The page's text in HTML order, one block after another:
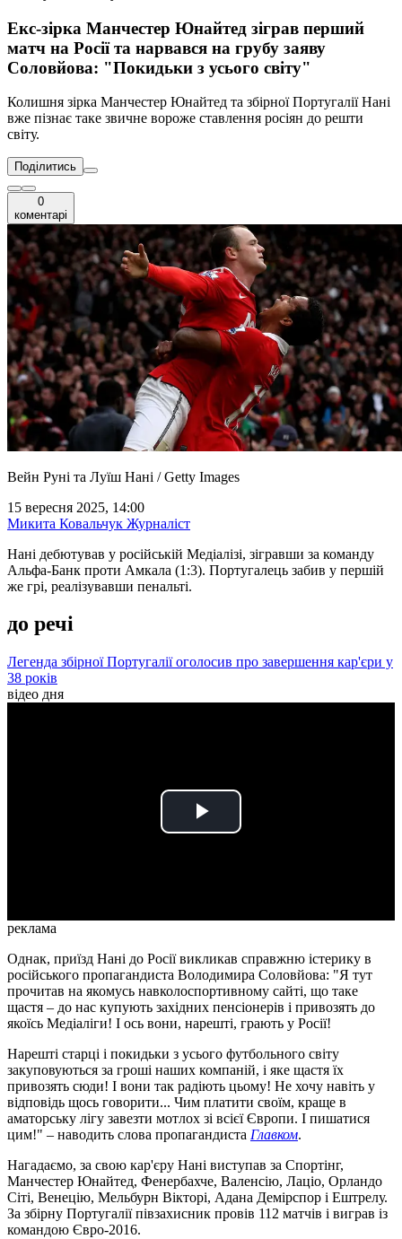
Екс-зірка Манчестер Юнайтед зіграв перший
матч на Росії та нарвався на грубу заяву
Соловйова: "Покидьки з усього світу"
Колишня зірка Манчестер Юнайтед та збірної Португалії Нані
вже пізнає таке звичне вороже ставлення росіян до решти
світу.
Поділитись
0
коментарі
Вейн Руні та Луїш Нані / Getty Images
15 вересня 2025, 14:00
Микита Ковальчук Журналіст
Нані дебютував у російській Медіалізі, зігравши за команду
Альфа-Банк проти Амкала (1:3). Португалець забив у першій
же грі, реалізувавши пенальті.
до речі
Легенда збірної Португалії оголосив про завершення кар'єри у
38 років
відео дня
Play
реклама
Однак, приїзд Нані до Росії викликав справжню істерику в
російського пропагандиста Володимира Соловйова: "Я тут
прочитав на якомусь навколоспортивному сайті, що таке
щастя – до нас купують західних пенсіонерів і привозять до
якоїсь Медіаліги! І ось вони, нарешті, грають у Росії!
Нарешті старці і покидьки з усього футбольного світу
закуповуються за гроші наших компаній, і яке щастя їх
привозять сюди! І вони так радіють цьому! Не хочу навіть у
відповідь щось говорити... Чим платити своїм, краще в
аматорську лігу завезти мотлох зі всієї Європи. І пишатися
цим!" – наводить слова пропагандиста Главком.
Нагадаємо, за свою кар'єру Нані виступав за Спортінг,
Манчестер Юнайтед, Фенербахче, Валенсію, Лаціо, Орландо
Сіті, Венецію, Мельбурн Вікторі, Адана Демірспор і Ештрелу.
За збірну Португалії півзахисник провів 112 матчів і виграв із
командою Євро-2016.